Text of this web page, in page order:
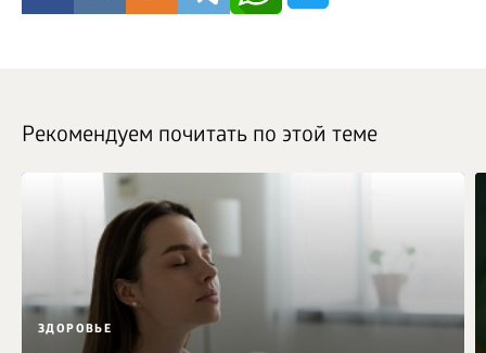
Рекомендуем почитать по этой теме
ЗДОРОВЬЕ